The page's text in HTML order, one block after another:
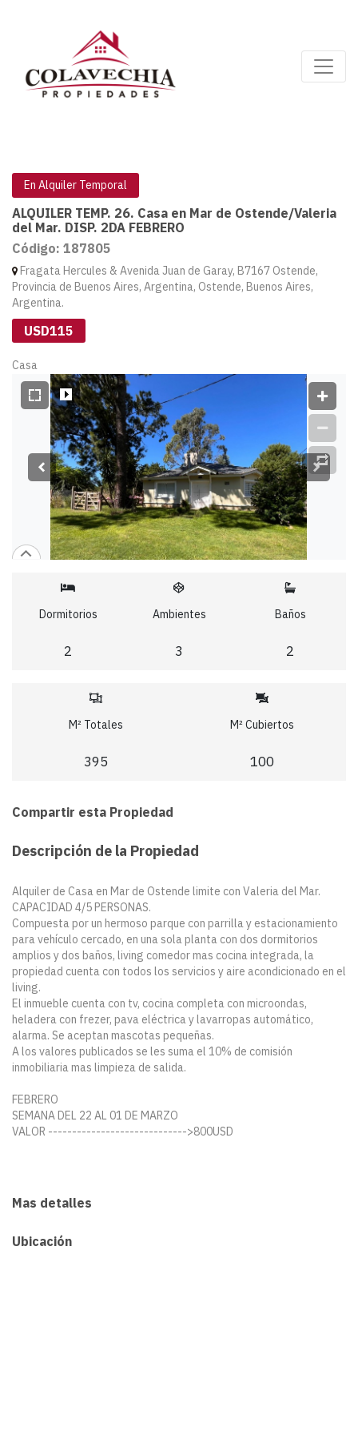
En Alquiler Temporal
ALQUILER TEMP. 26. Casa en Mar de Ostende/Valeria
del Mar. DISP. 2DA FEBRERO
Código: 187805
Fragata Hercules & Avenida Juan de Garay, B7167 Ostende,
Provincia de Buenos Aires, Argentina, Ostende, Buenos Aires,
Argentina.
USD115
Casa
Dormitorios
2
Ambientes
3
Baños
2
M² Totales
395
M² Cubiertos
100
Compartir esta Propiedad
Descripción de la Propiedad
Alquiler de Casa en Mar de Ostende limite con Valeria del Mar.
CAPACIDAD 4/5 PERSONAS.
Compuesta por un hermoso parque con parrilla y estacionamiento
para vehículo cercado, en una sola planta con dos dormitorios
amplios y dos baños, living comedor mas cocina integrada, la
propiedad cuenta con todos los servicios y aire acondicionado en el
living.
El inmueble cuenta con tv, cocina completa con microondas,
heladera con frezer, pava eléctrica y lavarropas automático,
alarma. Se aceptan mascotas pequeñas.
A los valores publicados se les suma el 10% de comisión
inmobiliaria mas limpieza de salida.
FEBRERO
SEMANA DEL 22 AL 01 DE MARZO
VALOR ----------------------------->800USD
Mas detalles
Ubicación